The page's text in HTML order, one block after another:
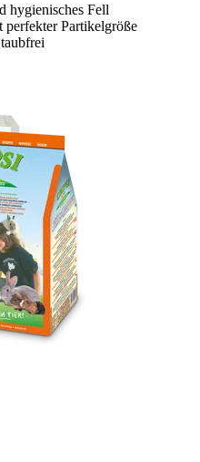
hygienisches Fell
perfekter Partikelgröße